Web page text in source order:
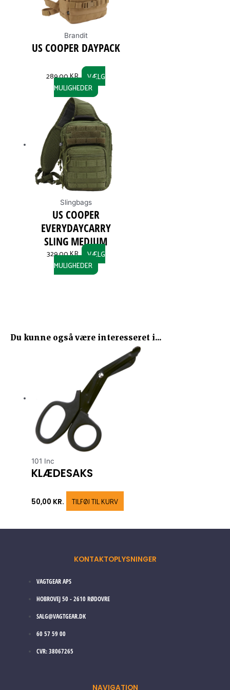
Brandit
US COOPER DAYPACK
289,00KR.
VÆLG
MULIGHEDER
Slingbags
US COOPER
EVERYDAYCARRY
SLING MEDIUM
329,00KR.
VÆLG
MULIGHEDER
Du kunne også være interesseret i...
101 Inc
KLÆDESAKS
50,00 KR. TILFØJ TIL KURV
KONTAKTOPLYSNINGER
VAGTGEAR APS
HOBROVEJ 50 - 2610 RØDOVRE
SALG@VAGTGEAR.DK
60 57 59 00
CVR: 38067265
NAVIGATION